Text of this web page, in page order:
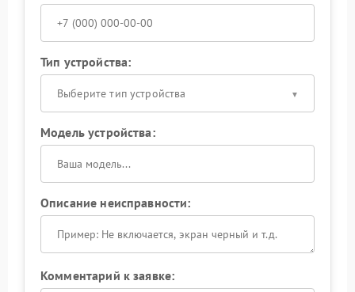
Тип устройства:
Выберите тип устройства
Модель устройства:
Описание неисправности:
Комментарий к заявке: